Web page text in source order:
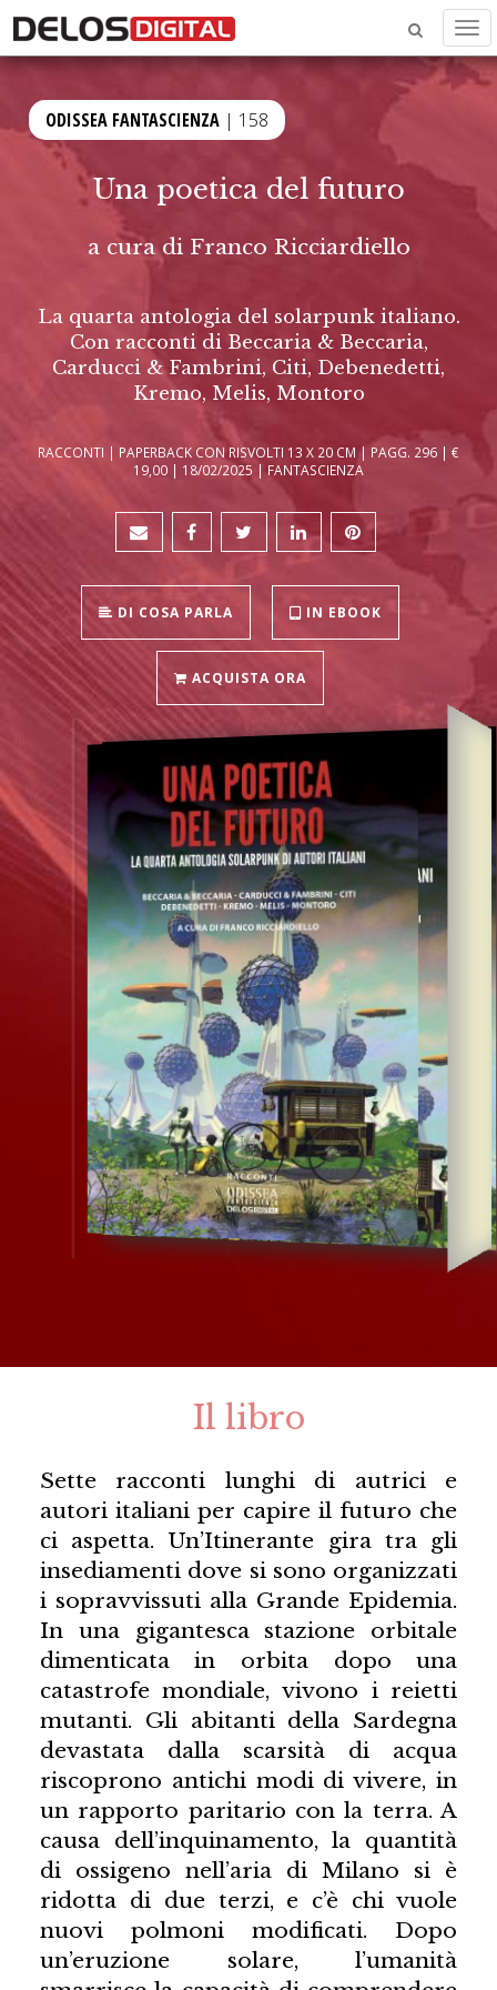
ODISSEA FANTASCIENZA | 158
Una poetica del futuro
a cura di Franco Ricciardiello
La quarta antologia del solarpunk italiano.
Con racconti di Beccaria & Beccaria,
Carducci & Fambrini, Citi, Debenedetti,
Kremo, Melis, Montoro
RACCONTI | PAPERBACK CON RISVOLTI 13 X 20 CM | PAGG. 296 | €
19,00 | 18/02/2025 | FANTASCIENZA
DI COSA PARLA IN EBOOK
ACQUISTA ORA
Il libro
Sette racconti lunghi di autrici e
autori italiani per capire il futuro che
ci aspetta. Un’Itinerante gira tra gli
insediamenti dove si sono organizzati
i sopravvissuti alla Grande Epidemia.
In una gigantesca stazione orbitale
dimenticata in orbita dopo una
catastrofe mondiale, vivono i reietti
mutanti. Gli abitanti della Sardegna
devastata dalla scarsità di acqua
riscoprono antichi modi di vivere, in
un rapporto paritario con la terra. A
causa dell’inquinamento, la quantità
di ossigeno nell’aria di Milano si è
ridotta di due terzi, e c’è chi vuole
nuovi polmoni modificati. Dopo
un’eruzione solare, l’umanità